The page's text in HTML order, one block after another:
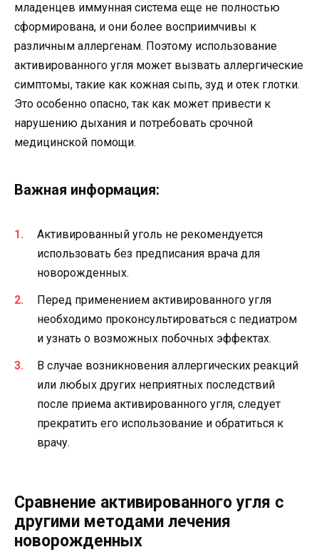
младенцев иммунная система еще не полностью
сформирована, и они более восприимчивы к
различным аллергенам. Поэтому использование
активированного угля может вызвать аллергические
симптомы, такие как кожная сыпь, зуд и отек глотки.
Это особенно опасно, так как может привести к
нарушению дыхания и потребовать срочной
медицинской помощи.
Важная информация:
Активированный уголь не рекомендуется
использовать без предписания врача для
новорожденных.
Перед применением активированного угля
необходимо проконсультироваться с педиатром
и узнать о возможных побочных эффектах.
В случае возникновения аллергических реакций
или любых других неприятных последствий
после приема активированного угля, следует
прекратить его использование и обратиться к
врачу.
Сравнение активированного угля с
другими методами лечения
новорожденных